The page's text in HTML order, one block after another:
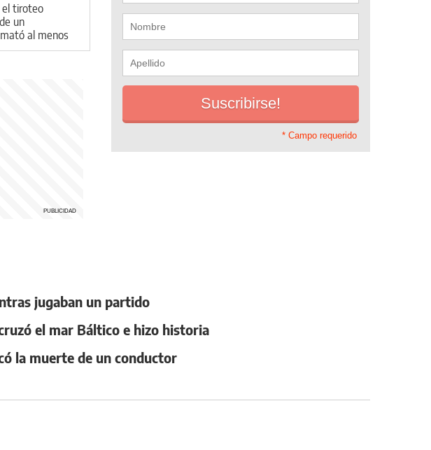
el tiroteo
un
al menos
antes de
* Campo requerido
jugaban un partido
el mar Báltico e hizo historia
la muerte de un conductor